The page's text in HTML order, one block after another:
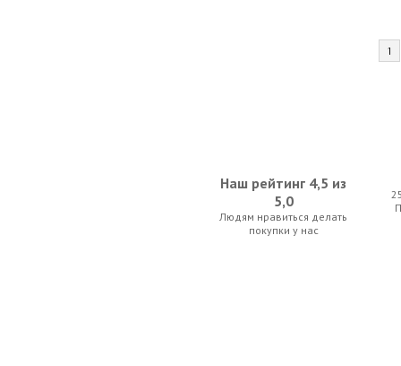
1
Наш рейтинг 4,5 из
5,0
Людям нравиться делать
покупки у нас